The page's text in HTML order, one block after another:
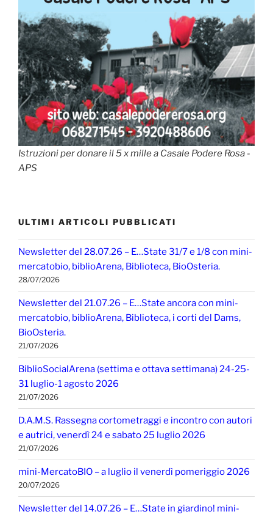
Istruzioni per donare il 5 x mille a Casale Podere Rosa -
APS
ULTIMI ARTICOLI PUBBLICATI
Newsletter del 28.07.26 – E…State 31/7 e 1/8 con mini-
mercatobio, biblioArena, Biblioteca, BioOsteria.
28/07/2026
Newsletter del 21.07.26 – E…State ancora con mini-
mercatobio, biblioArena, Biblioteca, i corti del Dams,
BioOsteria.
21/07/2026
BiblioSocialArena (settima e ottava settimana) 24-25-
31 luglio-1 agosto 2026
21/07/2026
D.A.M.S. Rassegna cortometraggi e incontro con autori
e autrici, venerdì 24 e sabato 25 luglio 2026
21/07/2026
mini-MercatoBIO – a luglio il venerdì pomeriggio 2026
20/07/2026
Newsletter del 14.07.26 – E…State in giardino! mini-